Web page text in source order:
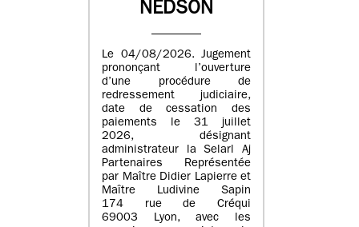
NEDSON
Le 04/08/2026. Jugement
prononçant l’ouverture
d’une procédure de
redressement judiciaire,
date de cessation des
paiements le 31 juillet
2026, désignant
administrateur la Selarl Aj
Partenaires Représentée
par Maître Didier Lapierre et
Maître Ludivine Sapin
174 rue de Créqui
69003 Lyon, avec les